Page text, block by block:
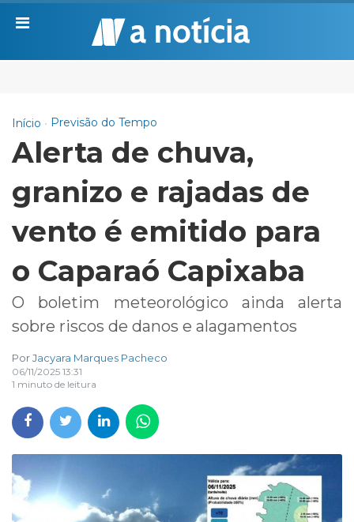
Início Previsão do Tempo
Alerta de chuva,
granizo e rajadas de
vento é emitido para
o Caparaó Capixaba
O boletim meteorológico ainda alerta
sobre riscos de danos e alagamentos
PorJacyara Marques Pacheco
06/11/2025 13:31
1 minuto de leitura